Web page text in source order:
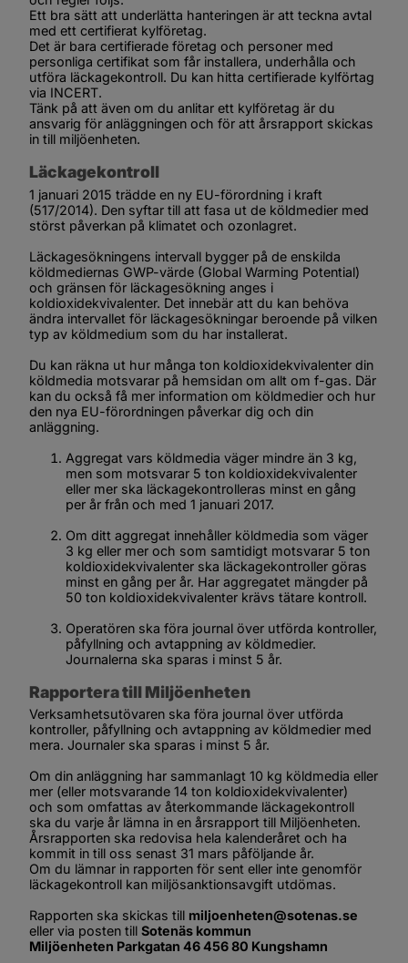
Ett bra sätt att underlätta hanteringen är att teckna avtal
med ett certifierat kylföretag.
Det är bara certifierade företag och personer med
personliga certifikat som får installera, underhålla och
utföra läckagekontroll. Du kan hitta certifierade kylförtag
via INCERT.
Tänk på att även om du anlitar ett kylföretag är du
ansvarig för anläggningen och för att årsrapport skickas
in till miljöenheten.
Läckagekontroll
1 januari 2015 trädde en ny EU-förordning i kraft
(517/2014). Den syftar till att fasa ut de köldmedier med
störst påverkan på klimatet och ozonlagret.
Läckagesökningens intervall bygger på de enskilda
köldmediernas GWP-värde (Global Warming Potential)
och gränsen för läckagesökning anges i
koldioxidekvivalenter. Det innebär att du kan behöva
ändra intervallet för läckagesökningar beroende på vilken
typ av köldmedium som du har installerat.
Du kan räkna ut hur många ton koldioxidekvivalenter din
köldmedia motsvarar på hemsidan om allt om f-gas. Där
kan du också få mer information om köldmedier och hur
den nya EU-förordningen påverkar dig och din
anläggning.
Aggregat vars köldmedia väger mindre än 3 kg,
men som motsvarar 5 ton koldioxidekvivalenter
eller mer ska läckagekontrolleras minst en gång
per år från och med 1 januari 2017.
Om ditt aggregat innehåller köldmedia som väger
3 kg eller mer och som samtidigt motsvarar 5 ton
koldioxidekvivalenter ska läckagekontroller göras
minst en gång per år. Har aggregatet mängder på
50 ton koldioxidekvivalenter krävs tätare kontroll.
Operatören ska föra journal över utförda kontroller,
påfyllning och avtappning av köldmedier.
Journalerna ska sparas i minst 5 år.
Rapportera till Miljöenheten
Verksamhetsutövaren ska föra journal över utförda
kontroller, påfyllning och avtappning av köldmedier med
mera. Journaler ska sparas i minst 5 år.
Om din anläggning har sammanlagt 10 kg köldmedia eller
mer (eller motsvarande 14 ton koldioxidekvivalenter)
och som omfattas av återkommande läckagekontroll
ska du varje år lämna in en årsrapport till Miljöenheten.
Årsrapporten ska redovisa hela kalenderåret och ha
kommit in till oss senast 31 mars påföljande år.
Om du lämnar in rapporten för sent eller inte genomför
läckagekontroll kan miljösanktionsavgift utdömas.
Rapporten ska skickas till miljoenheten@sotenas.se
eller via posten till Sotenäs kommun
Miljöenheten Parkgatan 46 456 80 Kungshamn